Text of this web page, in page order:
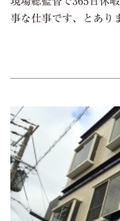
事な仕事です、とあり